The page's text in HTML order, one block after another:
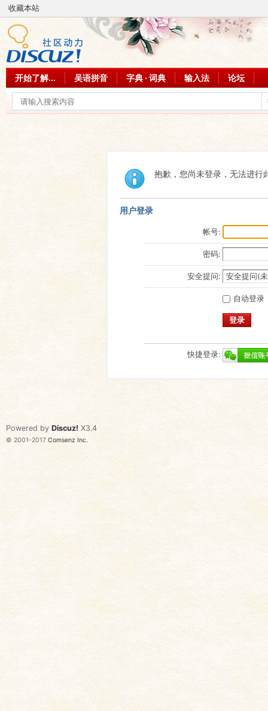
收藏本站
开始了解... 吴语拼音 字典 · 词典 输入法 论坛
抱歉，您尚未登录，无法进行
用户登录
帐号:
密码:
安全提问:
自动登录
登录
快捷登录:
Powered by Discuz! X3.4
© 2001-2017 Comsenz Inc.